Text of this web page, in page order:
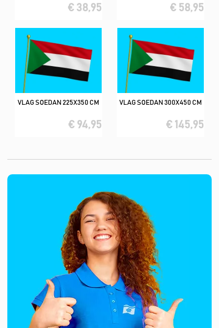
€ 38,95 € 58,95
VLAG SOEDAN 225X350 CM
€ 94,95
VLAG SOEDAN 300X450 CM
€ 145,95